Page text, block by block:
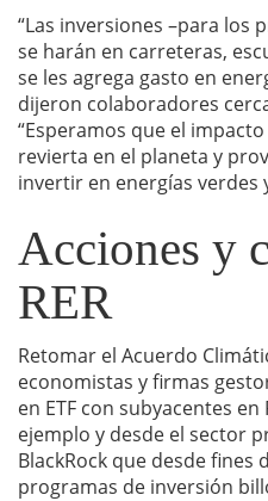
“Las inversiones –para los
se harán en carreteras,
se les agrega gasto en
dijeron colaboradores
“Esperamos que el
revierta en el planeta y
invertir en energías verdes
Acciones y
RER
Retomar el Acuerdo
economistas y firmas
en ETF con subyacentes
ejemplo y desde el sector
BlackRock que desde fines
programas de inversión